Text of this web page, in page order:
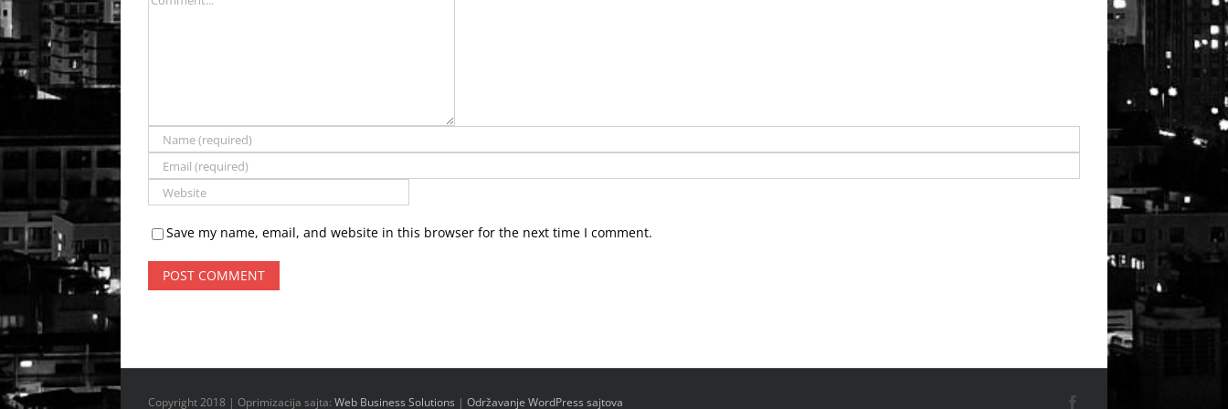
Save my name, email, and website in this browser for the next time I comment.
Copyright 2018 | Oprimizacija sajta: Web Business Solutions | Održavanje WordPress sajtova